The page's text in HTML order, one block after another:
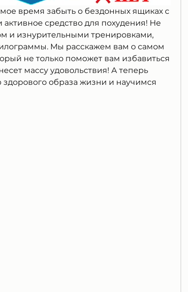
время забыть о бездонных ящиках с
активное средство для похудения! Не
и изнурительными тренировками,
Мы расскажем вам о самом
не только поможет вам избавиться
массу удовольствия! А теперь
образа жизни и научимся